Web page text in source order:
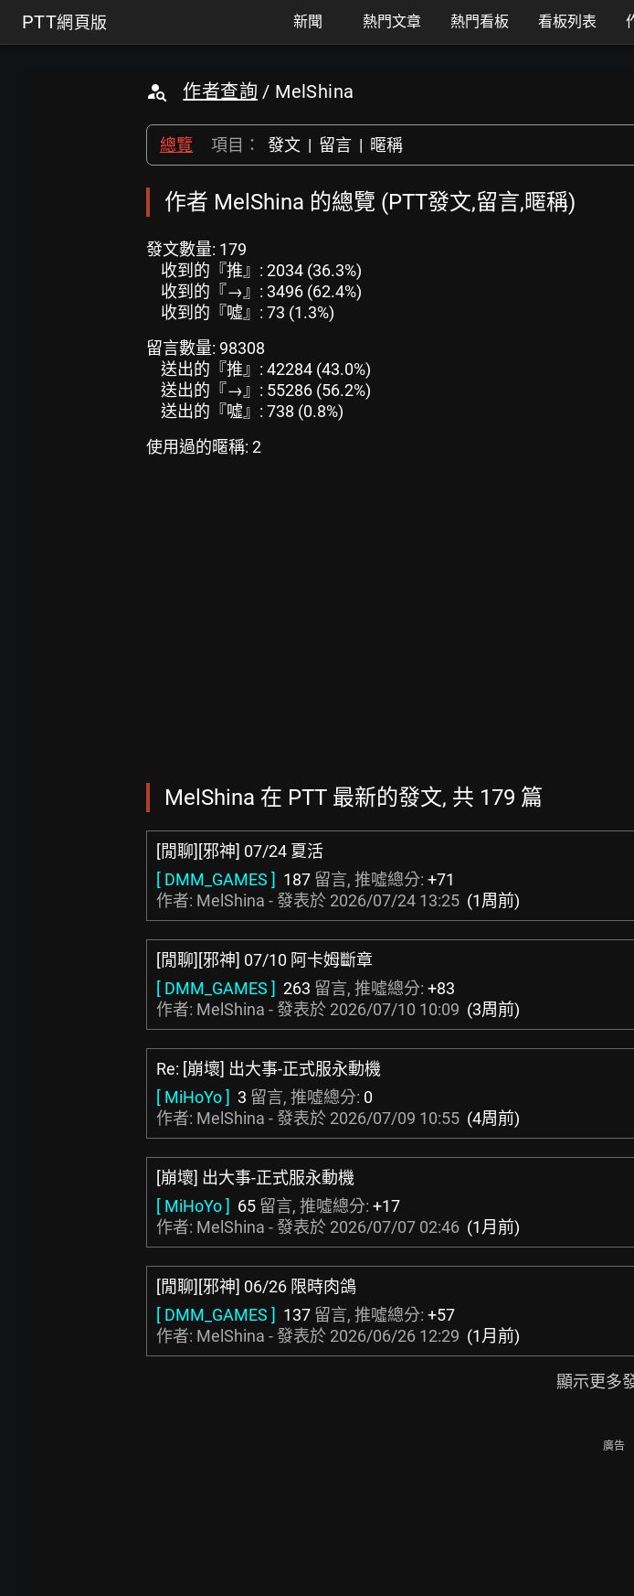
PTT網頁版 新聞 熱門文章 熱門看板 看板列表
作者查詢 / MelShina
總覽 項目： 發文 | 留言 | 暱稱
作者 MelShina 的總覽 (PTT發文,留言,暱稱)
發文數量: 179
收到的『推』: 2034 (36.3%)
收到的『→』: 3496 (62.4%)
收到的『噓』: 73 (1.3%)
留言數量: 98308
送出的『推』: 42284 (43.0%)
送出的『→』: 55286 (56.2%)
送出的『噓』: 738 (0.8%)
使用過的暱稱: 2
MelShina 在 PTT 最新的發文, 共 179 篇
[閒聊][邪神] 07/24 夏活
[ DMM_GAMES ] 187 留言, 推噓總分: +71
作者: MelShina - 發表於 2026/07/24 13:25 (1周前)
[閒聊][邪神] 07/10 阿卡姆斷章
[ DMM_GAMES ] 263 留言, 推噓總分: +83
作者: MelShina - 發表於 2026/07/10 10:09 (3周前)
Re: [崩壞] 出大事-正式服永動機
[ MiHoYo ] 3 留言, 推噓總分: 0
作者: MelShina - 發表於 2026/07/09 10:55 (4周前)
[崩壞] 出大事-正式服永動機
[ MiHoYo ] 65 留言, 推噓總分: +17
作者: MelShina - 發表於 2026/07/07 02:46 (1月前)
[閒聊][邪神] 06/26 限時肉鴿
[ DMM_GAMES ] 137 留言, 推噓總分: +57
作者: MelShina - 發表於 2026/06/26 12:29 (1月前)
顯示更多
廣告